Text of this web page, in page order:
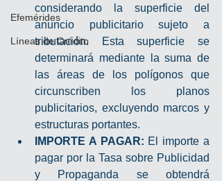
Efemérides
Líneas de Crédito
considerando la superficie del
anuncio publicitario sujeto a
tributación. Esta superficie se
determinará mediante la suma de
las áreas de los polígonos que
circunscriben los planos
publicitarios, excluyendo marcos y
estructuras portantes.
IMPORTE A PAGAR: El importe a
pagar por la Tasa sobre Publicidad
y Propaganda se obtendrá